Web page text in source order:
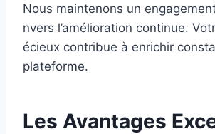
Nous maintenons un
nvers l’amélioration continue.
écieux contribue à enrichir
plateforme.
Les Avantages